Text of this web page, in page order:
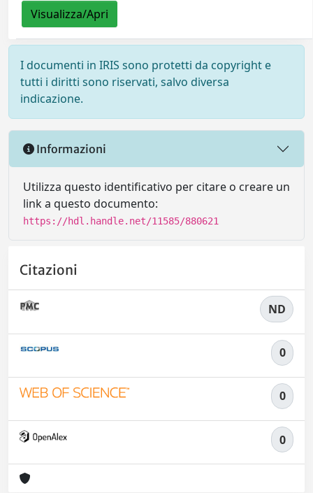
Visualizza/Apri
I documenti in IRIS sono protetti da copyright e
tutti i diritti sono riservati, salvo diversa
indicazione.
Informazioni
Utilizza questo identificativo per citare o creare un
link a questo documento:
https://hdl.handle.net/11585/880621
Citazioni
ND
0
0
0